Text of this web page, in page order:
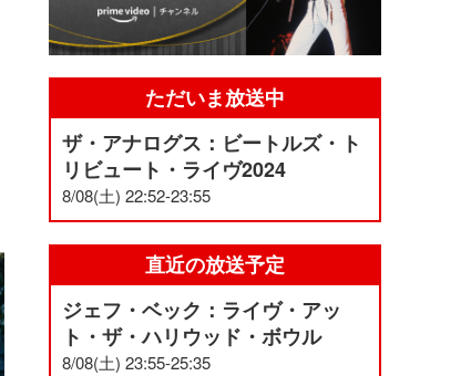
ただいま放送中
ザ・アナログス：ビートルズ・ト
リビュート・ライヴ2024
8/08(土) 22:52-23:55
直近の放送予定
ジェフ・ベック：ライヴ・アッ
ト・ザ・ハリウッド・ボウル
8/08(土) 23:55-25:35